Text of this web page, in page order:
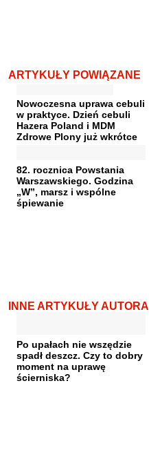
ARTYKUŁY POWIĄZANE
Nowoczesna uprawa cebuli
w praktyce. Dzień cebuli
Hazera Poland i MDM
Zdrowe Plony już wkrótce
82. rocznica Powstania
Warszawskiego. Godzina
„W”, marsz i wspólne
śpiewanie
INNE ARTYKUŁY AUTORA
Po upałach nie wszędzie
spadł deszcz. Czy to dobry
moment na uprawę
ścierniska?